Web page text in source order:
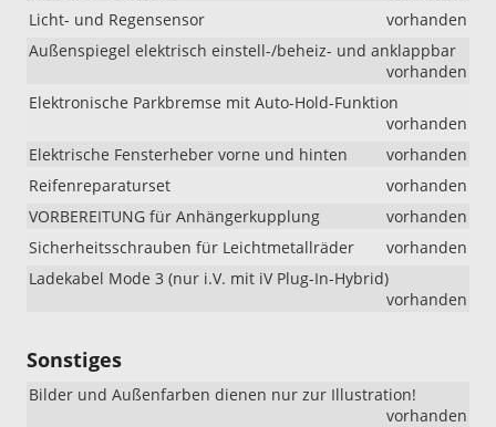
Licht- und Regensensor
vorhanden
Außenspiegel elektrisch einstell-/beheiz- und anklappbar
vorhanden
Elektronische Parkbremse mit Auto-Hold-Funktion
vorhanden
Elektrische Fensterheber vorne und hinten
vorhanden
Reifenreparaturset
vorhanden
VORBEREITUNG für Anhängerkupplung
vorhanden
Sicherheitsschrauben für Leichtmetallräder
vorhanden
Ladekabel Mode 3 (nur i.V. mit iV Plug-In-Hybrid)
vorhanden
Sonstiges
Bilder und Außenfarben dienen nur zur Illustration!
vorhanden